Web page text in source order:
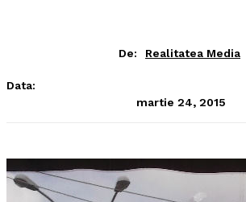
De: Realitatea Media
Data:
martie 24, 2015